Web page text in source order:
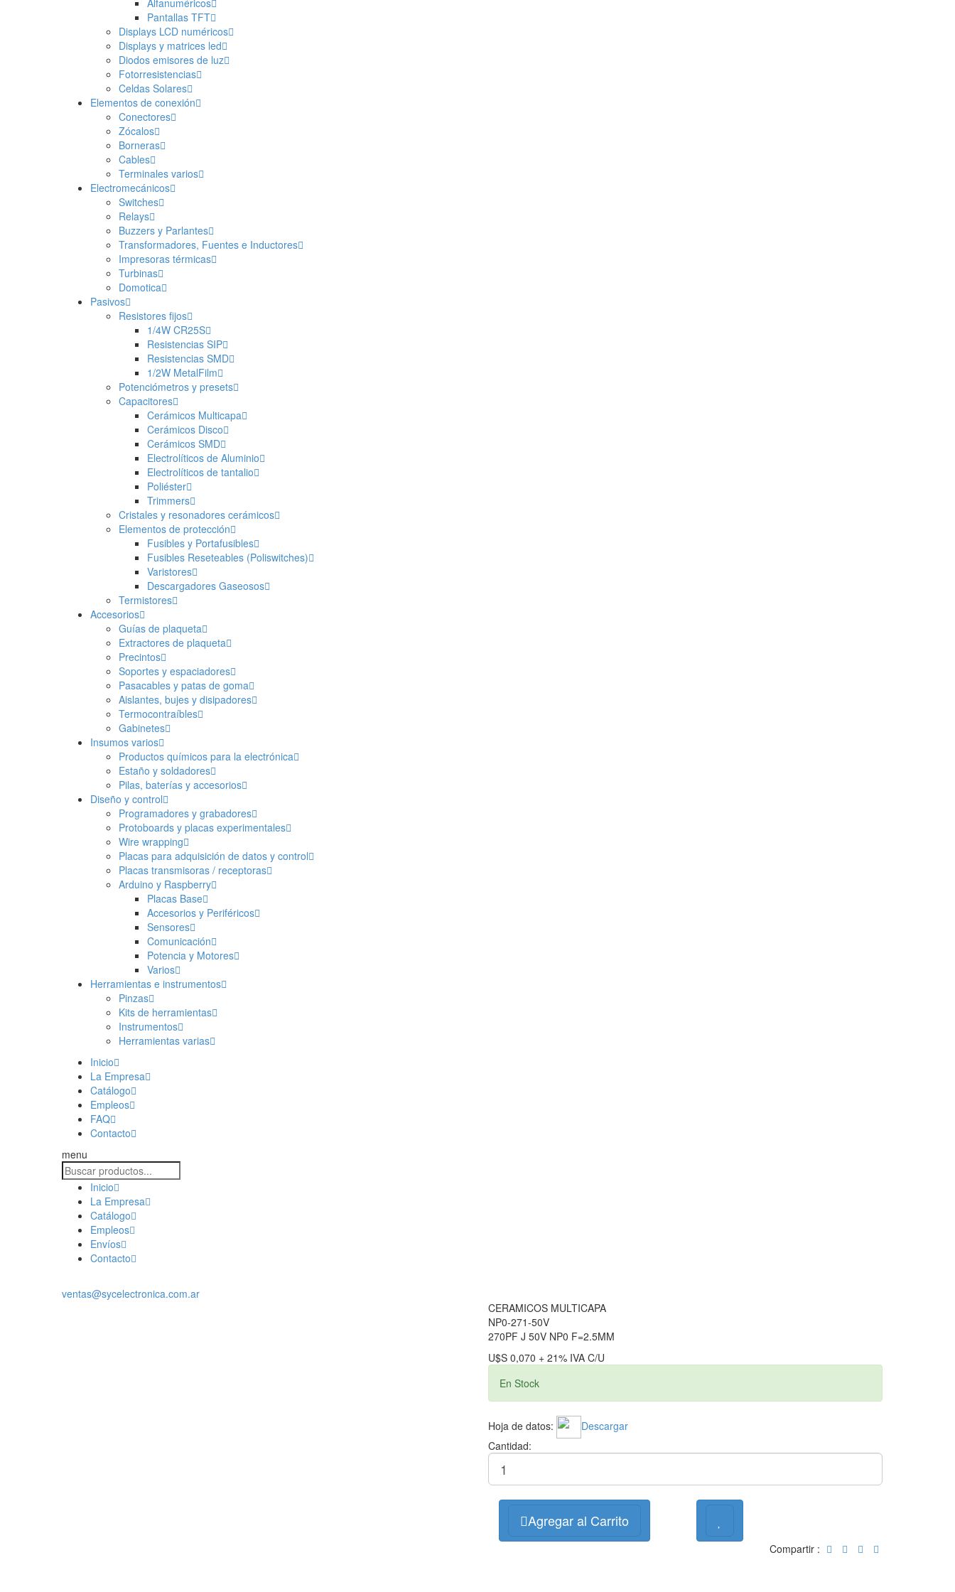
Alfanuméricos
Pantallas TFT
Displays LCD numéricos
Displays y matrices led
Diodos emisores de luz
Fotorresistencias
Celdas Solares
Elementos de conexión
Conectores
Zócalos
Borneras
Cables
Terminales varios
Electromecánicos
Switches
Relays
Buzzers y Parlantes
Transformadores, Fuentes e Inductores
Impresoras térmicas
Turbinas
Domotica
Pasivos
Resistores fijos
1/4W CR25S
Resistencias SIP
Resistencias SMD
1/2W MetalFilm
Potenciómetros y presets
Capacitores
Cerámicos Multicapa
Cerámicos Disco
Cerámicos SMD
Electrolíticos de Aluminio
Electrolíticos de tantalio
Poliéster
Trimmers
Cristales y resonadores cerámicos
Elementos de protección
Fusibles y Portafusibles
Fusibles Reseteables (Poliswitches)
Varistores
Descargadores Gaseosos
Termistores
Accesorios
Guías de plaqueta
Extractores de plaqueta
Precintos
Soportes y espaciadores
Pasacables y patas de goma
Aislantes, bujes y disipadores
Termocontraíbles
Gabinetes
Insumos varios
Productos químicos para la electrónica
Estaño y soldadores
Pilas, baterías y accesorios
Diseño y control
Programadores y grabadores
Protoboards y placas experimentales
Wire wrapping
Placas para adquisición de datos y control
Placas transmisoras / receptoras
Arduino y Raspberry
Placas Base
Accesorios y Periféricos
Sensores
Comunicación
Potencia y Motores
Varios
Herramientas e instrumentos
Pinzas
Kits de herramientas
Instrumentos
Herramientas varias
Inicio
La Empresa
Catálogo
Empleos
FAQ
Contacto
menu
Inicio
La Empresa
Catálogo
Empleos
Envíos
Contacto
ventas@sycelectronica.com.ar
CERAMICOS MULTICAPA
NP0-271-50V
270PF J 50V NP0 F=2.5MM
U$S 0,070 + 21% IVA C/U
En Stock
Hoja de datos:
Descargar
Cantidad:
Agregar al Carrito
Compartir :